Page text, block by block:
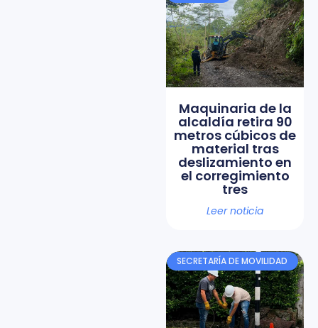
Maquinaria de la
alcaldía retira 90
metros cúbicos de
material tras
deslizamiento en
el corregimiento
tres
Leer noticia
SECRETARÍA DE MOVILIDAD